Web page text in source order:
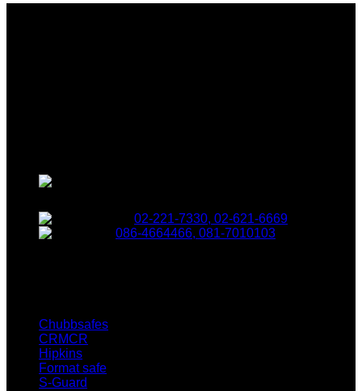
02-221-7330, 02-621-6669
086-4664466, 081-7010103
Chubbsafes
CRMCR
Hipkins
Format safe
S-Guard